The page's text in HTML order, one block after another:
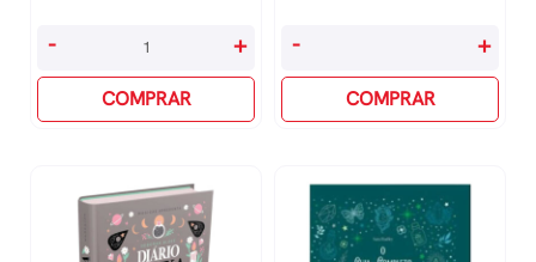
Cristais
quantidade
- +
COMPRAR
O
Divino
quantidade
- +
COMPRAR